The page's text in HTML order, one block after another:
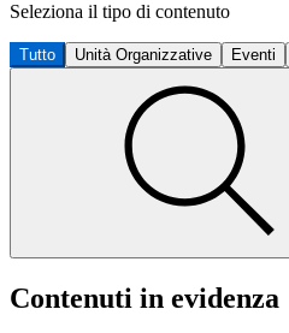
Seleziona il tipo di contenuto
Tutto Unità Organizzative Eventi
Contenuti in evidenza